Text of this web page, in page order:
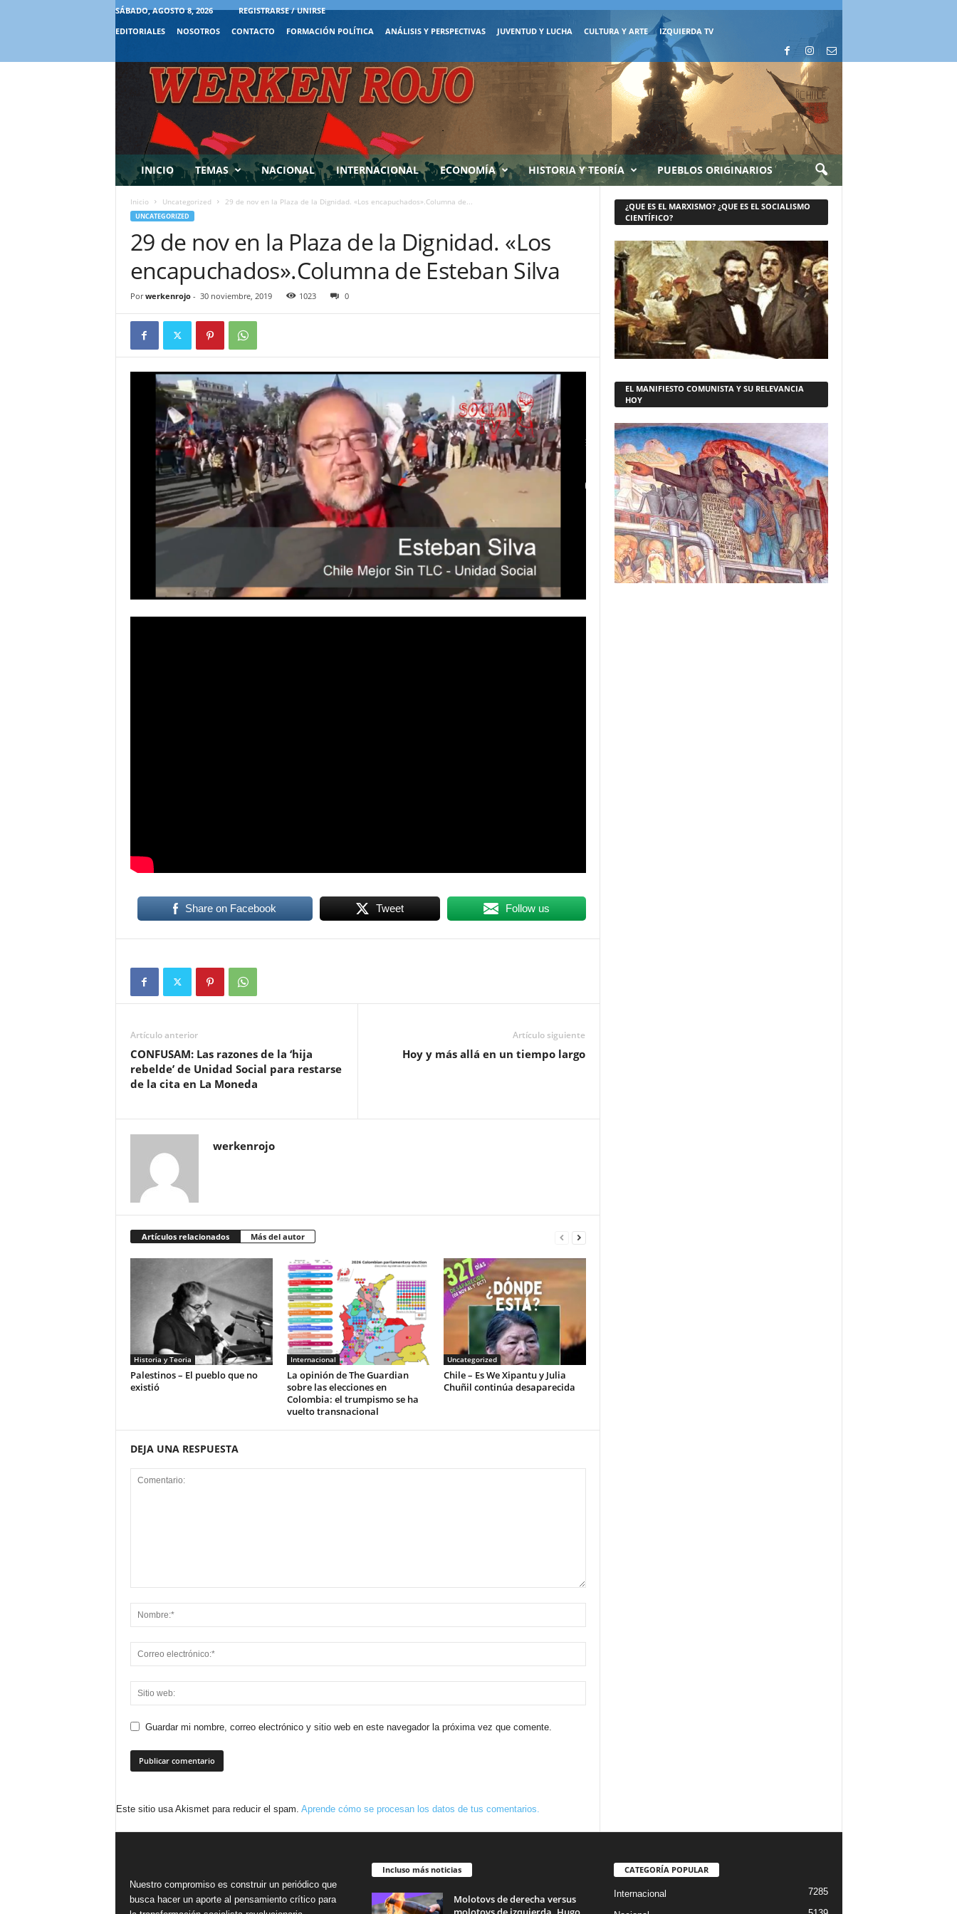
SÁBADO, AGOSTO 8, 2026
REGISTRARSE / UNIRSE
EDITORIALES
NOSOTROS CONTACTO FORMACIÓN POLÍTICA ANÁLISIS Y PERSPECTIVAS JUVENTUD Y LUCHA CULTURA Y ARTE IZQUIERDA TV
INICIO TEMAS NACIONAL INTERNACIONAL ECONOMÍA HISTORIA Y TEORÍA PUEBLOS ORIGINARIOS
Inicio Uncategorized 29 de nov en la Plaza de la Dignidad. «Los encapuchados».Columna de...
UNCATEGORIZED
29 de nov en la Plaza de la Dignidad. «Los
encapuchados».Columna de Esteban Silva
Por werkenrojo- 30 noviembre, 2019 1023 0
Share on Facebook Tweet Follow us
Artículo anterior
CONFUSAM: Las razones de la ‘hija
rebelde’ de Unidad Social para restarse
de la cita en La Moneda
Artículo siguiente
Hoy y más allá en un tiempo largo
werkenrojo
Artículos relacionados Más del autor
Historia y Teoria
Palestinos – El pueblo que no
existió
Internacional
La opinión de The Guardian
sobre las elecciones en
Colombia: el trumpismo se ha
vuelto transnacional
Uncategorized
Chile – Es We Xipantu y Julia
Chuñil continúa desaparecida
DEJA UNA RESPUESTA
Guardar mi nombre, correo electrónico y sitio web en este navegador la próxima vez que comente.
Este sitio usa Akismet para reducir el spam. Aprende cómo se procesan los datos de tus comentarios.
¿QUE ES EL MARXISMO? ¿QUE ES EL SOCIALISMO
CIENTÍFICO?
EL MANIFIESTO COMUNISTA Y SU RELEVANCIA
HOY
Nuestro compromiso es construir un periódico que
busca hacer un aporte al pensamiento crítico para
Incluso más noticias
Molotovs de derecha versus
CATEGORÍA POPULAR
Internacional 7285